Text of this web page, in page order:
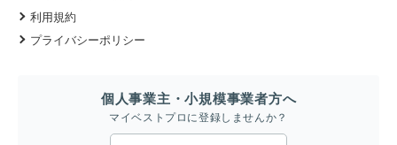
利用規約
プライバシーポリシー
個人事業主・小規模事業者方へ
マイベストプロに登録しませんか？